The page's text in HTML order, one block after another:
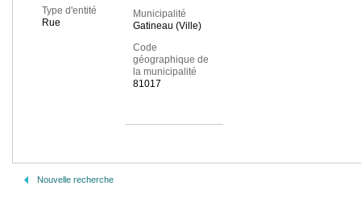
Type d'entité
Rue
Municipalité
Gatineau (Ville)
Code
géographique de
la municipalité
81017
Nouvelle recherche